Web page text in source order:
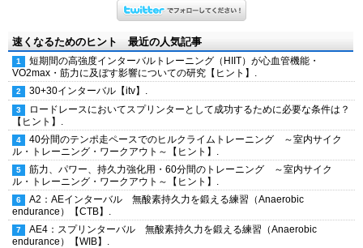
速くなるためのヒント 最近の人気記事
短期間の高強度インターバルトレーニング（HIIT）が心血管機能・
VO2max・筋力に及ぼす影響についての研究【ヒント】.
30+30インターバル【itv】.
ロードレースにおいてスプリンターとして成功するために必要な条件は？
【ヒント】.
40分間のテンポ走ペースでのヒルクライムトレーニング ～室内サイク
ル・トレーニング・ワークアウト～【ヒント】.
筋力、パワー、持久力強化用・60分間のトレーニング ～室内サイク
ル・トレーニング・ワークアウト～【ヒント】.
A2：AEインターバル 無酸素持久力を鍛える練習（Anaerobic
endurance）【CTB】.
AE4：スプリンターバル 無酸素持久力を鍛える練習（Anaerobic
endurance）【WIB】.